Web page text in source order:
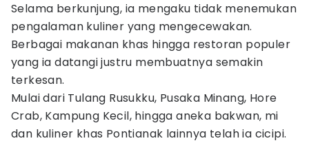
Selama berkunjung, ia mengaku tidak menemukan
pengalaman kuliner yang mengecewakan.
Berbagai makanan khas hingga restoran populer
yang ia datangi justru membuatnya semakin
terkesan.
Mulai dari Tulang Rusukku, Pusaka Minang, Hore
Crab, Kampung Kecil, hingga aneka bakwan, mi
dan kuliner khas Pontianak lainnya telah ia cicipi.